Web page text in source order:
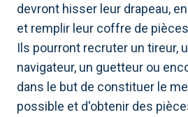
devront hisser leur drapeau,
et remplir leur coffre de
Ils pourront recruter un tireur,
navigateur, un guetteur ou
dans le but de constituer le
possible et d'obtenir des